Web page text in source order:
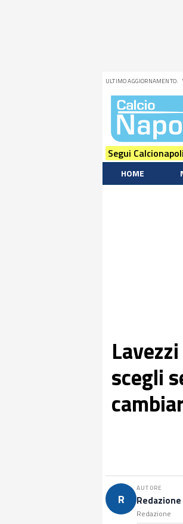
ULTIMO AGGIORNAMENTO:
Segui
HOME
scegli
R
AUTORE
Redazione
Redazione